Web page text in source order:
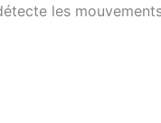
les